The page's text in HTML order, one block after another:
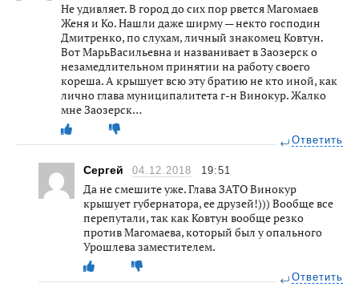
Не удивляет. В город до сих пор рвется Магомаев
Женя и Ко. Нашли даже ширму — некто господин
Дмитренко, по слухам, личный знакомец Ковтун.
Вот МарьВасильевна и названивает в Заозерск о
незамедлительном принятии на работу своего
кореша. А крышует всю эту братию не кто иной, как
лично глава муниципалитета г-н Винокур. Жалко
мне Заозерск…
Ответить
Сергей 04.12.2018 19:51
Да не смешите уже. Глава ЗАТО Винокур
крышует губернатора, ее друзей!))) Вообще все
перепутали, так как Ковтун вообще резко
против Магомаева, который был у опального
Урошлева заместителем.
Ответить